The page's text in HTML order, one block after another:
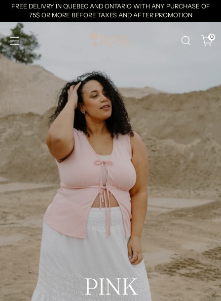
FREE DELIVRY IN QUEBEC AND ONTARIO WITH ANY PURCHASE OF
75$ OR MORE BEFORE TAXES AND AFTER PROMOTION
0
PINK